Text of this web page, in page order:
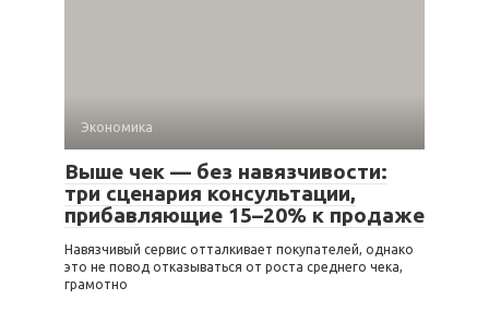
Экономика
Выше чек — без навязчивости:
три сценария консультации,
прибавляющие 15–20% к продаже
Навязчивый сервис отталкивает покупателей, однако
это не повод отказываться от роста среднего чека,
грамотно